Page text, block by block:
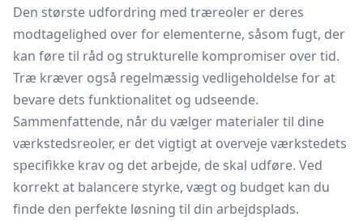
Den største udfordring med træreoler er deres
modtagelighed over for elementerne, såsom fugt, der
kan føre til råd og strukturelle kompromiser over tid.
Træ kræver også regelmæssig vedligeholdelse for at
bevare dets funktionalitet og udseende.
Sammenfattende, når du vælger materialer til dine
værkstedsreoler, er det vigtigt at overveje værkstedets
specifikke krav og det arbejde, de skal udføre. Ved
korrekt at balancere styrke, vægt og budget kan du
finde den perfekte løsning til din arbejdsplads.